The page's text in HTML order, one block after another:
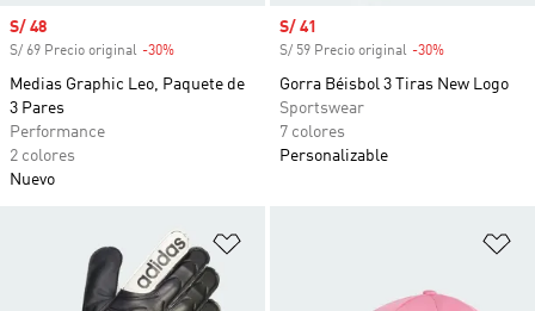
Precio de venta
S/ 48
S/ 69 Precio original -30%
Medias Graphic Leo, Paquete de
3 Pares
Performance
2 colores
Nuevo
Precio de venta
S/ 41
S/ 59 Precio original -30%
Gorra Béisbol 3 Tiras New Logo
Sportswear
7 colores
Personalizable